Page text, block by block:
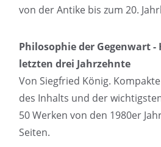
von der Antike bis zum 20.
Philosophie der Gegenwart
letzten drei Jahrzehnte
Von Siegfried König.
des Inhalts und der
50 Werken von den 1980er
Seiten.